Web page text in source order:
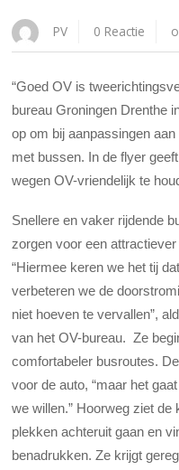
PV 0 Reactie
“Goed OV is
bureau Groningen Drenthe
op om bij aanpassingen
met bussen. In de flyer
wegen OV-vriendelijk te
Snellere en vaker rijdende
zorgen voor een
“Hiermee keren we het tij
verbeteren we de
niet hoeven te vervallen”,
van het OV-bureau. Ze
comfortabeler busroutes.
voor de auto, “maar het
we willen.” Hoorweg ziet de
plekken achteruit gaan en
benadrukken. Ze krijgt